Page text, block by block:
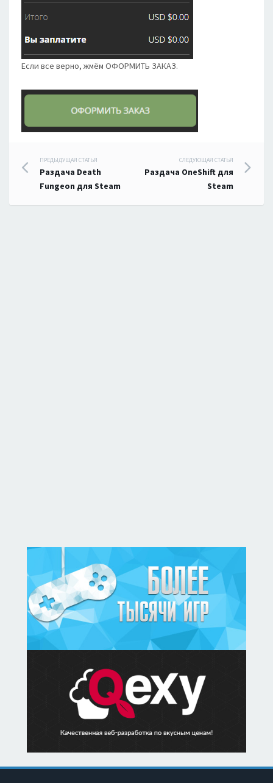
Если все верно, жмём ОФОРМИТЬ ЗАКАЗ.
Навигация
по
записям
ПРЕДЫДУЩАЯ СТАТЬЯ
Раздача Death
Fungeon для Steam
СЛЕДУЮЩАЯ СТАТЬЯ
Раздача OneShift для
Steam